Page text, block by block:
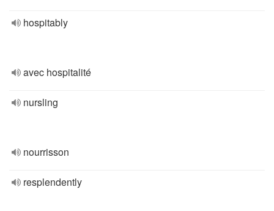
hospitably
avec hospitalité
nursling
nourrisson
resplendently